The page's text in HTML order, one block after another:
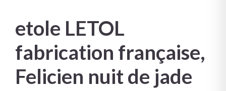
etole LETOL
fabrication française,
Felicien nuit de jade